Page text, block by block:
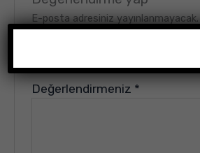
E-posta adresiniz yayınlanmayacak.
Değerlendirmeniz *